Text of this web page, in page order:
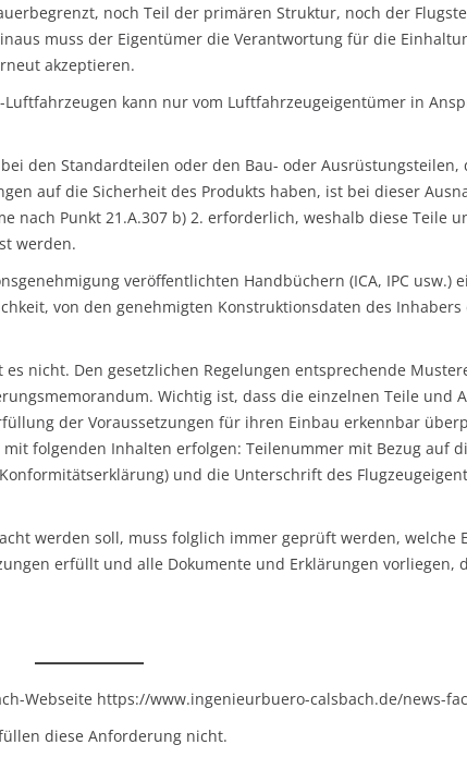
noch Teil der primären Struktur, noch der
muss der Eigentümer die Verantwortung für die
akzeptieren.
kann nur vom Luftfahrzeugeigentümer in
den Standardteilen oder den Bau- oder
auf die Sicherheit des Produkts haben, ist bei dieser
Punkt 21.A.307 b) 2. erforderlich, weshalb diese Teile
werden.
veröffentlichten Handbüchern (ICA, IPC usw.)
von den genehmigten Konstruktionsdaten des
nicht. Den gesetzlichen Regelungen entsprechende
Wichtig ist, dass die einzelnen Teile und
der Voraussetzungen für ihren Einbau erkennbar
folgenden Inhalten erfolgen: Teilenummer mit Bezug auf
und die Unterschrift des
werden soll, muss folglich immer geprüft werden, welche
erfüllt und alle Dokumente und Erklärungen
Webseite https://www.ingenieurbuero-calsbach.de/news-
diese Anforderung nicht.